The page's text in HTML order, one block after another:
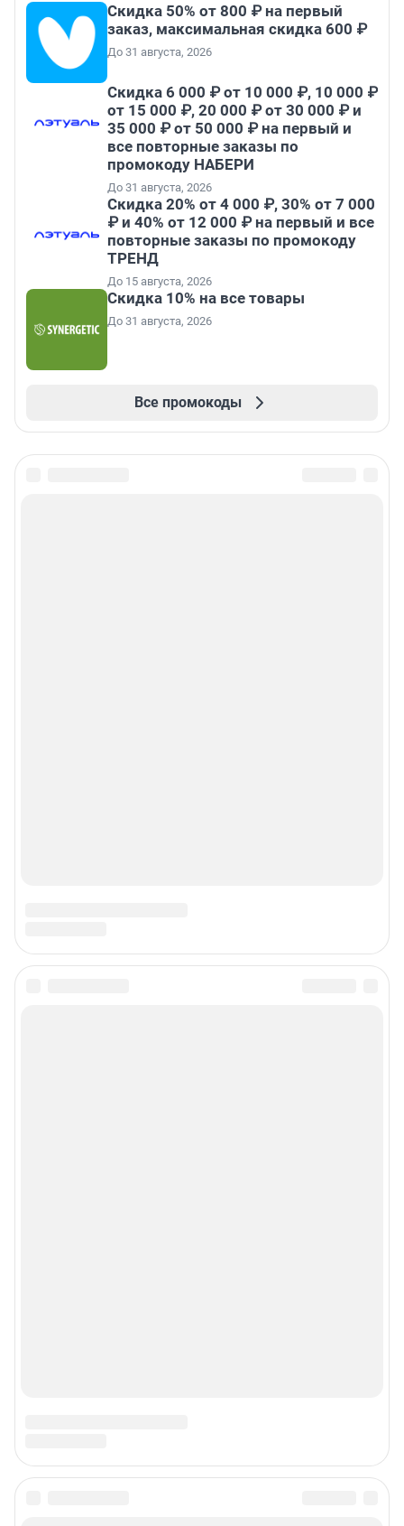
Скидка 50% от 800 ₽ на первый
заказ, максимальная скидка 600 ₽
До 31 августа, 2026
Скидка 6 000 ₽ от 10 000 ₽, 10 000 ₽
от 15 000 ₽, 20 000 ₽ от 30 000 ₽ и
35 000 ₽ от 50 000 ₽ на первый и
все повторные заказы по
промокоду НАБЕРИ
До 31 августа, 2026
Скидка 20% от 4 000 ₽, 30% от 7 000
₽ и 40% от 12 000 ₽ на первый и все
повторные заказы по промокоду
ТРЕНД
До 15 августа, 2026
Скидка 10% на все товары
До 31 августа, 2026
Все промокоды